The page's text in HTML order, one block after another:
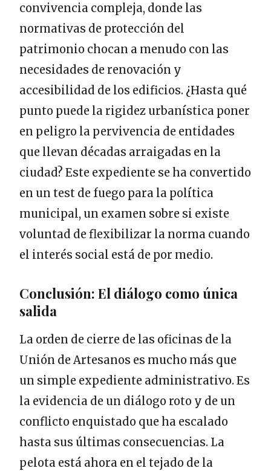
convivencia compleja, donde las
normativas de protección del
patrimonio chocan a menudo con las
necesidades de renovación y
accesibilidad de los edificios. ¿Hasta qué
punto puede la rigidez urbanística poner
en peligro la pervivencia de entidades
que llevan décadas arraigadas en la
ciudad? Este expediente se ha convertido
en un test de fuego para la política
municipal, un examen sobre si existe
voluntad de flexibilizar la norma cuando
el interés social está de por medio.
Conclusión: El diálogo como única
salida
La orden de cierre de las oficinas de la
Unión de Artesanos es mucho más que
un simple expediente administrativo. Es
la evidencia de un diálogo roto y de un
conflicto enquistado que ha escalado
hasta sus últimas consecuencias. La
pelota está ahora en el tejado de la